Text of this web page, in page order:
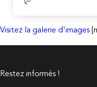
Visitez la galerie d'images
Restez informés !